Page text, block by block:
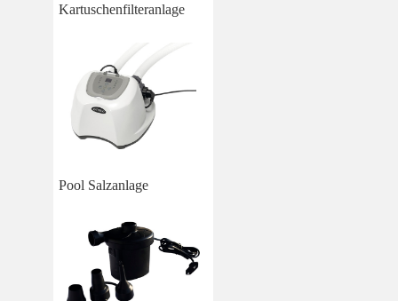
Kartuschenfilteranlage
Pool Salzanlage